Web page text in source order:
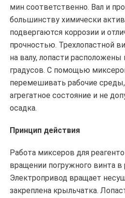
мин соответственно. Вал и
большинству химически
подвергаются коррозии и
прочностью. Трехлопастной
на валу, лопасти расположены
градусов. С помощью
перемешивать рабочие
агрегатное состояние и не
осадка.
Принцип действия
Работа миксеров для
вращении погружного винта в
Электропривод вращает
закреплена крыльчатка.